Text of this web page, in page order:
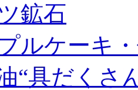
鉱石
ルケーキ
“具だくさ